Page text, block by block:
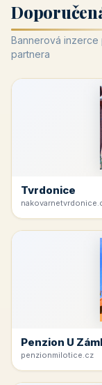
Bannerová
partnera
Tvrdonice
Penzion U
penzionmilotice.cz